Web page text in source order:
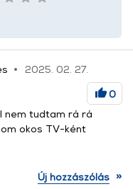
2025. 02. 27.
0
nem tudtam rá rá
okos TV-ként
Új hozzászólás »